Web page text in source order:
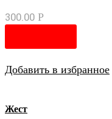
300.00 Р
Добавить в избранное
Жест